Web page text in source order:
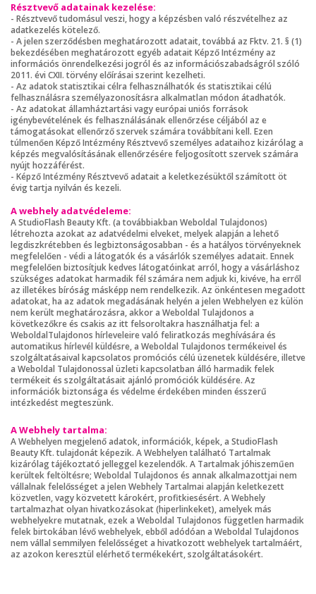
Résztvevő adatainak kezelése:
- Résztvevő tudomásul veszi, hogy a képzésben való részvételhez az
adatkezelés kötelező.
- A jelen szerződésben meghatározott adatait, továbbá az Fktv. 21. § (1)
bekezdésében meghatározott egyéb adatait Képző Intézmény az
információs önrendelkezési jogról és az információszabadságról szóló
2011. évi CXII. törvény előírásai szerint kezelheti.
- Az adatok statisztikai célra felhasználhatók és statisztikai célú
felhasználásra személyazonosításra alkalmatlan módon átadhatók.
- Az adatokat államháztartási vagy európai uniós források
igénybevételének és felhasználásának ellenőrzése céljából az e
támogatásokat ellenőrző szervek számára továbbítani kell. Ezen
túlmenően Képző Intézmény Résztvevő személyes adataihoz kizárólag a
képzés megvalósításának ellenőrzésére feljogosított szervek számára
nyújt hozzáférést.
- Képző Intézmény Résztvevő adatait a keletkezésüktől számított öt
évig tartja nyilván és kezeli.
A webhely adatvédeleme:
A StudioFlash Beauty Kft. (a továbbiakban Weboldal Tulajdonos)
létrehozta azokat az adatvédelmi elveket, melyek alapján a lehető
legdiszkrétebben és legbiztonságosabban - és a hatályos törvényeknek
megfelelően - védi a látogatók és a vásárlók személyes adatait. Ennek
megfelelően biztosítjuk kedves látogatóinkat arról, hogy a vásárláshoz
szükséges adatokat harmadik fél számára nem adjuk ki, kivéve, ha erről
az illetékes bíróság másképp nem rendelkezik. Az önkéntesen megadott
adatokat, ha az adatok megadásának helyén a jelen Webhelyen ez külön
nem került meghatározásra, akkor a Weboldal Tulajdonos a
következőkre és csakis az itt felsoroltakra használhatja fel: a
WeboldalTulajdonos hírleveleire való feliratkozás meghívására és
automatikus hírlevél küldésre, a Weboldal Tulajdonos termékeivel és
szolgáltatásaival kapcsolatos promóciós célú üzenetek küldésére, illetve
a Weboldal Tulajdonossal üzleti kapcsolatban álló harmadik felek
termékeit és szolgáltatásait ajánló promóciók küldésére. Az
információk biztonsága és védelme érdekében minden ésszerű
intézkedést megteszünk.
A Webhely tartalma:
A Webhelyen megjelenő adatok, információk, képek, a StudioFlash
Beauty Kft. tulajdonát képezik. A Webhelyen található Tartalmak
kizárólag tájékoztató jelleggel kezelendők. A Tartalmak jóhiszeműen
kerültek feltöltésre; Weboldal Tulajdonos és annak alkalmazottjai nem
vállalnak felelősséget a jelen Webhely Tartalmai alapján keletkezett
közvetlen, vagy közvetett károkért, profitkiesésért. A Webhely
tartalmazhat olyan hivatkozásokat (hiperlinkeket), amelyek más
webhelyekre mutatnak, ezek a Weboldal Tulajdonos független harmadik
felek birtokában lévő webhelyek, ebből adódóan a Weboldal Tulajdonos
nem vállal semmilyen felelősséget a hivatkozott webhelyek tartalmáért,
az azokon keresztül elérhető termékekért, szolgáltatásokért.